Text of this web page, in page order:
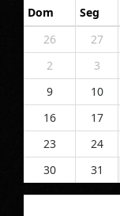
Dom
Seg
26
27
2
3
9
10
16
17
23
24
30
31